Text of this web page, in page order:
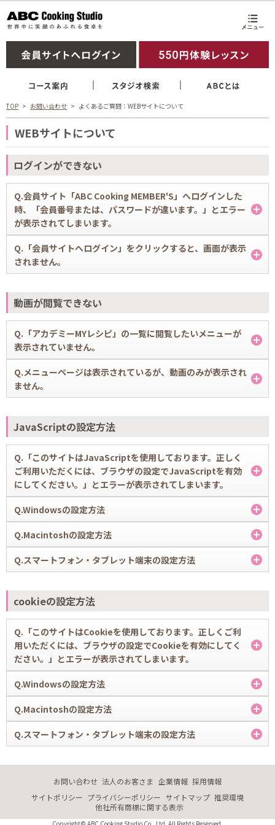
TOP お問い合わせ よくあるご質問：WEBサイトについて
WEBサイトについて
ログインができない
Q.会員サイト「ABC Cooking MEMBER'S」へログインした
時、「会員番号または、パスワードが違います。」とエラー
が表示されてしまいます。
A.
会員番号・パスワードはあっていますか？
パスワードを忘れた方は下記からパスワードの再設定を行ってくださ
Q.「会員サイトへログイン」をクリックすると、画面が表示
されません。
奨いたします。お使いのパソコン・スマートフォンが推奨環境に当ては
推奨環境はこちら
上記をお試しいただいても解決しない場合、よくあるご質問「その他の
お問い合わせ」から、下記１～９をご連絡ください。
お使いのパソコン、スマートフォンの種類とバージョン
OSにサービスパックがあたっている場合はそのバージョン
(例：Windows 7 Service Pack 1)
ブラウザの種類とバージョン
(例：Internet Explorer 11)
セキュリティーソフトをお使いの場合はそのソフト名とバージョン
※製品のヘルプやバージョン情報にてご確認いただけます
インターネットへの接続環境（回線とプロバイダ）
(例：NTT東日本のBフレッツ光回線、YahooBBのADSLなど)
お使いのパソコンのメーカーと型式、スマートフォンの場合はキャ
ど)
ログインができないときの詳しい状況、具体的な操作手順、エラー
メッセージがあれば内容を正確に教えてください。
ログインができなくなったのはいつからですか？(以前はできてい
ましたか？)
ログインができない頻度
(例：常時発生、頻繁、時々など）
※可能であれば対象のページの画面キャプチャをお撮りください。後
程、確認させていただく場合がございます。
動画が閲覧できない
Q.「アカデミーMYレシピ」の一覧に閲覧したいメニューが
表示されていません。
A.
「アカデミーMYレシピ」の一覧に閲覧したいメニューが表示されてい
ない場合は、よくあるご質問「その他のお問い合わせ」から、下記をご
Q.メニューページは表示されているが、動画のみが表示され
ません。
ださい。
お使いのパソコン、スマートフォンの種類とバージョン
(例：Windows 8.X、iOS7.XX、andloid4.Xなど)
OSにサービスパックがあたっている場合はそのバージョン
(例：Windows 7 Service Pack 1)
ブラウザの種類とバージョン
(例：Internet Explorer 11)
セキュリティーソフトをお使いの場合はそのソフト名とバージョン
(例：Norton Internet Security 2011)
(例：NTT東日本のBフレッツ光回線、YahooBBのADSLなど)
お使いのパソコンのメーカーと型式、スマートフォンの場合はキャ
リアと型番
(例：DELL Vostro 270、HP 1000-1423TU、AU iPhone 5S 16GBな
ど)
動画が閲覧できないときの詳しい状況、どの動画が閲覧できないの
か、具体的な操作手順、エラーメッセージがあれば内容を正確に教
えてください。
動画が閲覧できなくなったのはいつからですか？(以前はできてい
ましたか？)
※可能であれば対象のページの画面キャプチャをお撮りください。後
程、確認させていただく場合がございます。
JavaScriptの設定方法
Q.「このサイトはJavaScriptを使用しております。正しく
ご利用いただくには、ブラウザの設定でJavaScriptを有効
にしてください。」とエラーが表示されてしまいます。
A.
ABC Cooking Studioのサイトでは、いくつかのサービスでJavaScript
一部のサービスでは、お使いのブラウザでJavaScriptの設定が無効にな
れたり、サービスそのものが利用できなかったりする場合があります。
必要に応じて、以下の該当する項目の手順で、JavaScriptを有効に設定
ブラウザを再起動して、目的のページが正しく表示されるかを確認して
ください。
※設定によって起こりうる全ての問題はお客さまの責任のもと行ってい
ただけますようお願い申し上げます。
※バージョン、機種によって設定が異なりますので、不明点は、メーカ
ーに問い合わせをお願いいたします。
Q.Windowsの設定方法
A.
■ Internet Explorer 8、9、10
1. Internet Explorerのメニューバーで [ ツール ] をクリックします。
3. [ セキュリティ ] をクリックします。
4.「インターネット」（地球マーク）が表示されているのを確認してか
ら、[ 既定のレベル ] ボタンを押します。
ボタンが押せない場合はすでに [ 既定のレベル ] が選択されている
ので、手順5. に進みます。
また、以下の方法でも可能です。
(1) [ レベルのカスタマイズ ] ボタンを押して、「セキュリティの設定 -
(2) 「スクリプト」項目の [ Javaアプレットのスクリプト ] [ アクティブ
効にする ] を選びます。
(3) [ OK ] を押すと、[ このゾーンの設定を変更しますか？ ] という警
告が表示されるので、[ はい ] を押します。
Q.Macintoshの設定方法
A.
■ Safari 2、3、4、5
3. [ プラグインを有効にする ] と [ JavaScriptを有効にする ] にチェック
を入れます。
4.「セキュリティ」ウインドウを閉じます。
――――――――――――――――――――――――――――――――――――――――――――――――――――――――――――――
■ Firefox 4、5、6、7、8、9、10
1. メニューの [ Firefox ] をクリックし、[ 環境設定 ] を選択します。
2. [ コンテンツ ] をクリックします。
3. [ JavaScriptを有効にする ] にチェックを入れます。
4. [ コンテンツ ] ウインドウを閉じます。
Q.スマートフォン・タブレット端末の設定方法
2. [ 設定 ] ページで [ Safari ] を選択します。
3. [ 詳細 ] の「JavaScript」で、スライダを右に動かして [ オン ] にしま
す。
――――――――――――――――――――――――――――――――――――――――――――――――――――――――――――――
■ Android端末
1. ブラウザでメニューボタンを押し、[ ブラウザ ] を選択します。
2. メニューボタンを押し、[ その他 ] を選択します。
4. [ JavaScriptを有効にする ] にチェックする。
cookieの設定方法
Q.「このサイトはCookieを使用しております。正しくご利
用いただくには、ブラウザの設定でCookieを有効にしてく
ださい。」とエラーが表示されてしまいます。
A.
ABC Cooking Studioのサイトでは、いくつかのサービスでCookieを利
一部のサービスでは、お使いのブラウザでCookieの設定が無効になって
り、サービスそのものが利用できなかったりする場合があります。
必要に応じて、以下の該当する項目の手順で、Cookieを有効に設定して
ください。
※設定によって起こりうる全ての問題はお客さまの責任のもと行ってい
ただけますようお願い申し上げます。
Q.Windowsの設定方法
A.
■ Internet Explorer 8、9、10
1. [ ツール ] メニューから [ インターネットオプション ] を選択します。
2.「プライバシー」タブを選択し、「インターネットゾーンの設定」が
※メニューバーが表示されていない場合は、キーボードの [ Alt ] キー
を押します。
3. [ プライバシー ] タブをクリックします。
Q.Macintoshの設定方法
A.
■ Safari 4、5
1. [ Safari ] メニューから [ 環境設定 ] をクリックします。
2. [ セキュリティ ] をクリックします。
3. [ 常に受け入れる ] または [ 訪問したサイトからのみ受け付ける ] をク
リックします。
Q.スマートフォン・タブレット端末の設定方法
■ iPhone / iPad / iPod touch版 Safari
2. [ Safari ] を選択します。
お問い合わせ 法人のお客さま 企業情報 採用情報
サイトポリシー プライバシーポリシー サイトマップ 推奨環境
他社所有商標に関する表示